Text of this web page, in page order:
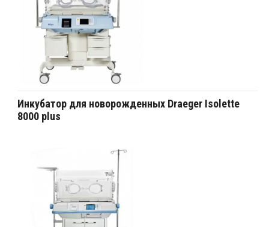
Инкубатор для новорожденных Draeger Isolette
8000 plus